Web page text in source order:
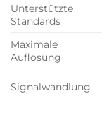
Unterstützte
Standards
Maximale
Auflösung
Signalwandlung